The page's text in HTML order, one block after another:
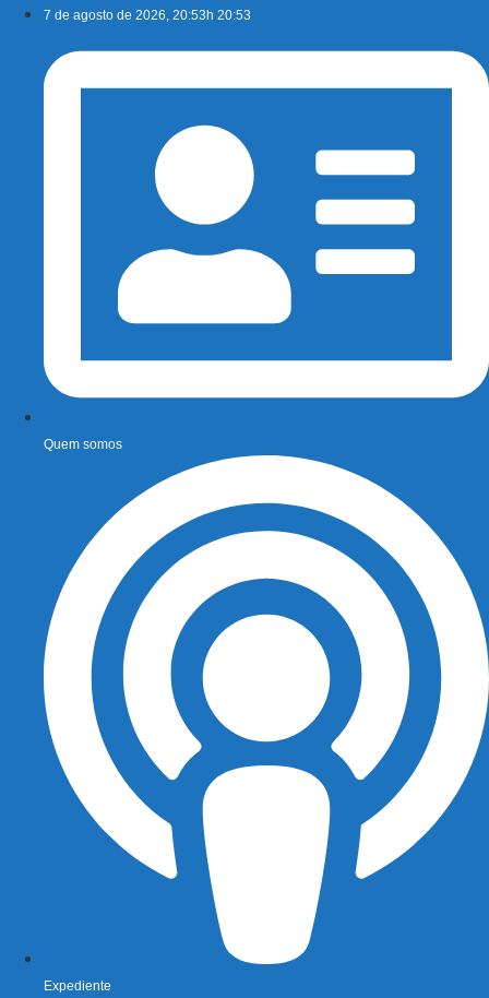
conteúdo
7 de agosto de 2026, 20:53h 20:53
Quem somos
Expediente